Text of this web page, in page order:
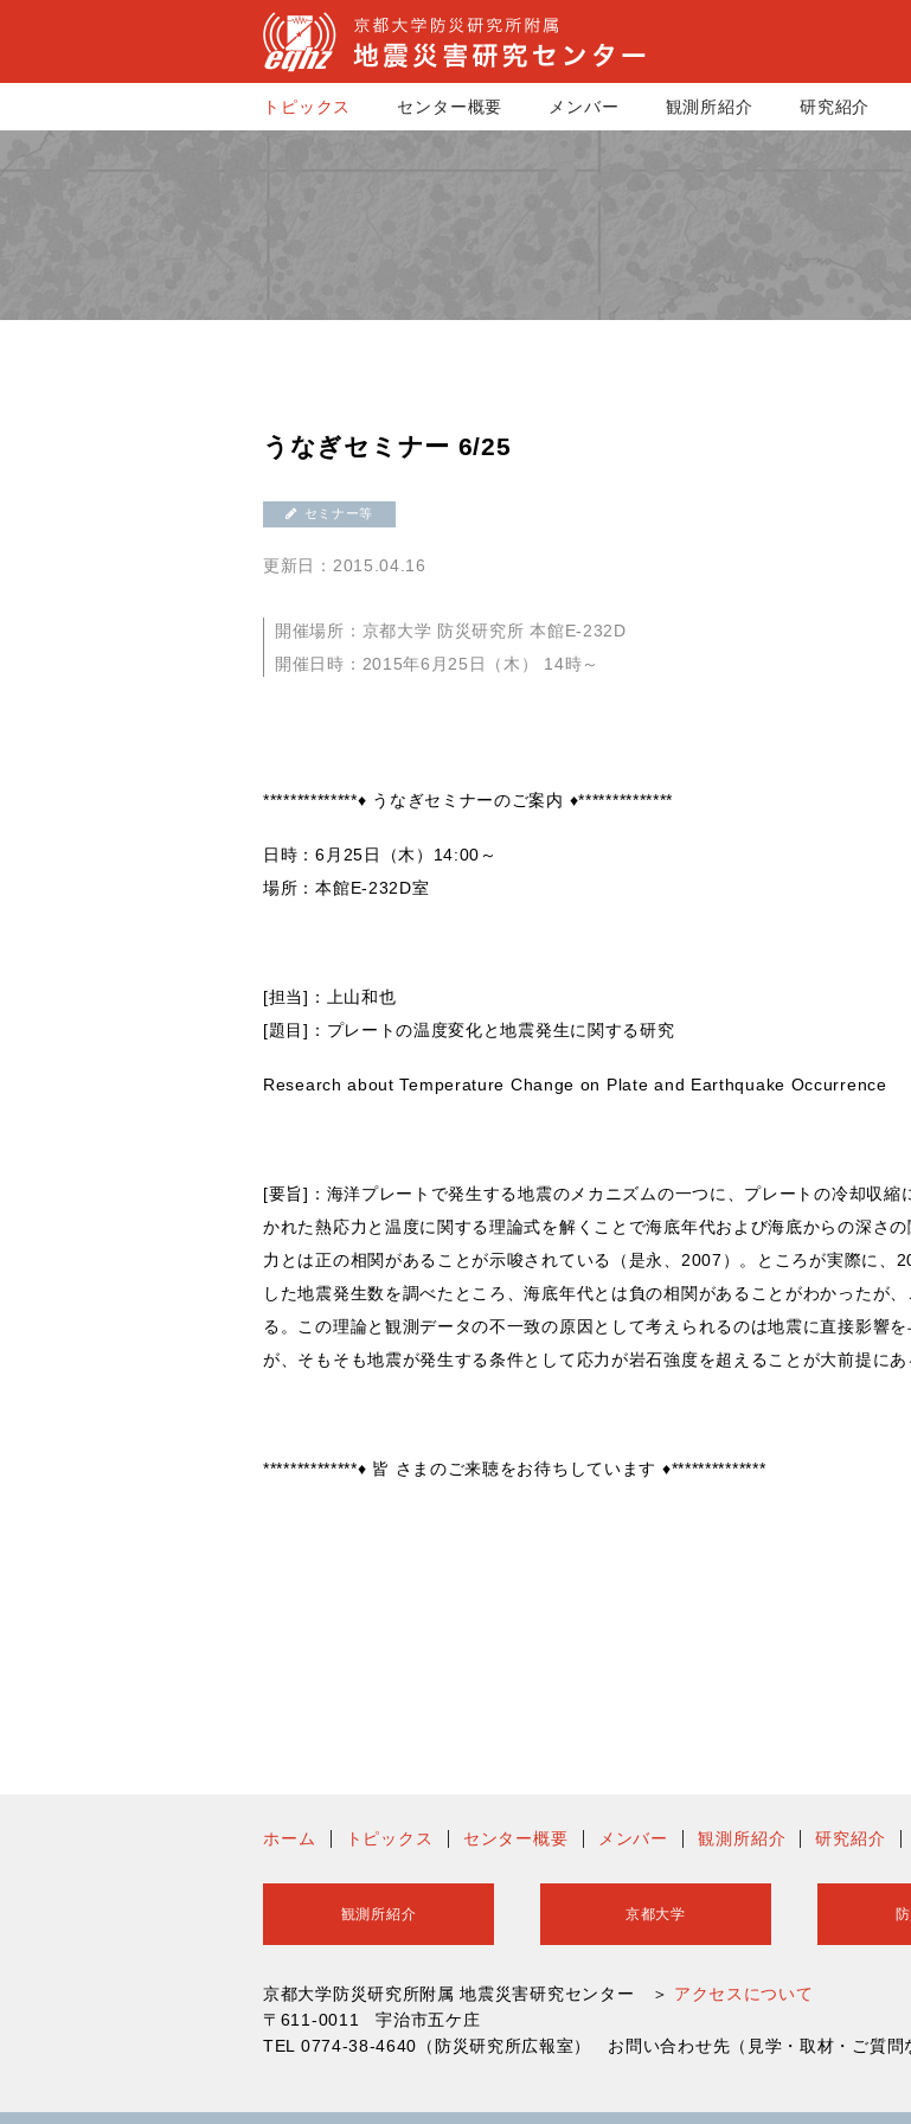
トピックス センター概要 メンバー 観測所紹介 研究紹介
うなぎセミナー 6/25
セミナー等
更新日：2015.04.16
開催場所：京都大学 防災研究所 本館E-232D
開催日時：2015年6月25日（木） 14時～
**************♦ うなぎセミナーのご案内 ♦**************
日時：6月25日（木）14:00～
場所：本館E-232D室
[担当]：上山和也
[題目]：プレートの温度変化と地震発生に関する研究
Research about Temperature Change on Plate and Earthquake Occurrence
[要旨]：海洋プレートで発生する地震のメカニズムの一つに、プレートの冷却収
かれた熱応力と温度に関する理論式を解くことで海底年代および海底からの深さ
力とは正の相関があることが示唆されている（是永、2007）。ところが実際に
した地震発生数を調べたところ、海底年代とは負の相関があることがわかったが
る。この理論と観測データの不一致の原因として考えられるのは地震に直接影響
が、そもそも地震が発生する条件として応力が岩石強度を超えることが大前提に
**************♦ 皆 さまのご来聴をお待ちしています ♦**************
ホーム トピックス センター概要 メンバー 観測所紹介 研究紹介
観測所紹介 京都大学
京都大学防災研究所附属 地震災害研究センター ＞ アクセスについて
〒611-0011 宇治市五ケ庄
TEL 0774-38-4640（防災研究所広報室） お問い合わせ先（見学・取材・ご質問